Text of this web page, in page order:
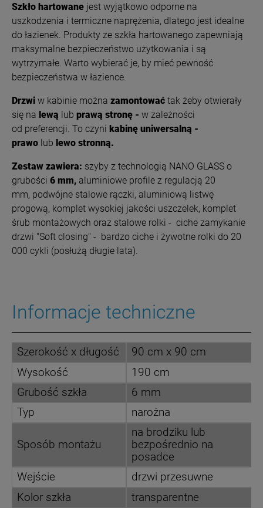
Szkło hartowane jest wyjątkowo odporne na
uszkodzenia i termiczne naprężenia, dlatego jest idealne
do łazienek. Produkty ze szkła hartowanego zapewniają
maksymalne bezpieczeństwo użytkowania i są
wytrzymałe. Warto wybierać je, by mieć pewność
bezpieczeństwa w łazience.
Drzwi w kabinie można zamontować tak żeby otwierały
się na lewą lub prawą stronę - w zależności
od preferencji. To czyni kabinę uniwersalną -
prawo lub lewo stronną.
Zestaw zawiera: szyby z technologią NANO GLASS o
grubości 6 mm, aluminiowe profile z regulacją 20
mm, podwójne stalowe rączki, aluminiową listwę
progową, komplet wysokiej jakości uszczelek, komplet
śrub montażowych oraz stalowe rolki - ciche zamykanie
drzwi "Soft closing" - bardzo ciche i żywotne rolki do 20
000 cykli (posłużą długie lata).
Informacje techniczne
Szerokość x długość
90 cm x 90 cm
Wysokość
190 cm
Grubość szkła
6 mm
Typ
narożna
Sposób montażu
na brodziku lub
bezpośrednio na
posadce
Wejście
drzwi przesuwne
Kolor szkła
transparentne